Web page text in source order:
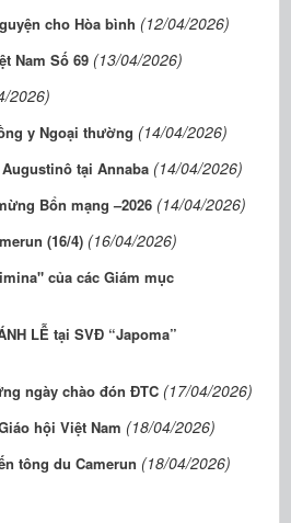
cho Hòa bình (12/04/2026)
Nam Số 69 (13/04/2026)
2026)
y Ngoại thường (14/04/2026)
tại Annaba (14/04/2026)
Bổn mạng –2026 (14/04/2026)
(16/4) (16/04/2026)
của các Giám mục
LỄ tại SVĐ “Japoma”
ngày chào đón ĐTC (17/04/2026)
hội Việt Nam (18/04/2026)
tông du Camerun (18/04/2026)